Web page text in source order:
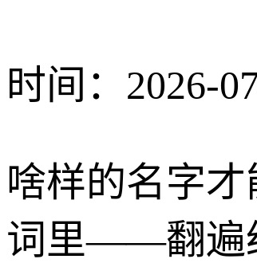
时间：2026-
啥样的名字
词里——翻遍